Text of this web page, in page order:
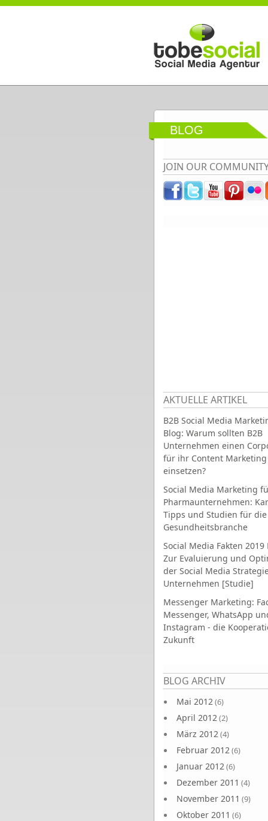
Direkt zum Inhalt
BLOG
JOIN OUR
AKTUELLE ARTIKEL
B2B Social Media
Blog: Warum sollten B2B
Unternehmen einen
für ihr Content Marketing
einsetzen?
Social Media Marketing
Pharmaunternehmen:
Tipps und Studien für die
Gesundheitsbranche
Social Media Fakten 2019
Zur Evaluierung und
der Social Media
Unternehmen [Studie]
Messenger Marketing:
Messenger, WhatsApp
Instagram - die
Zukunft
BLOG ARCHIV
Mai 2012(6)
April 2012(2)
März 2012(4)
Februar 2012(6)
Januar 2012(6)
Dezember 2011 (4)
November 2011 (9)
Oktober 2011 (6)
Seiten